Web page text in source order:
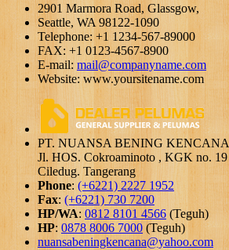
2901 Marmora Road, Glassgow,
Seattle, WA 98122-1090
Telephone: +1 1234-567-89000
FAX: +1 0123-4567-8900
E-mail: mail@companyname.com
Website: www.yoursitename.com
PT. NUANSA BENING KENCANA
Jl. HOS. Cokroaminoto , KGK no. 19
Ciledug. Tangerang
Phone: (+6221) 2227 1952
Fax: (+6221) 730 7200
HP/WA:0812 8101 4566 (Teguh)
HP: 0878 8006 7000 (Teguh)
nuansabeningkencana@yahoo.com